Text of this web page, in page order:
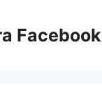
Facebook